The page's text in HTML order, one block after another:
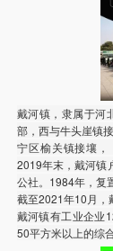
戴河镇，隶属于河
部，西与牛头崖镇
宁区榆关镇接壤
2019年末，戴河镇
公社。1984年，复
截至2021年10月，
戴河镇有工业企业
50平方米以上的综